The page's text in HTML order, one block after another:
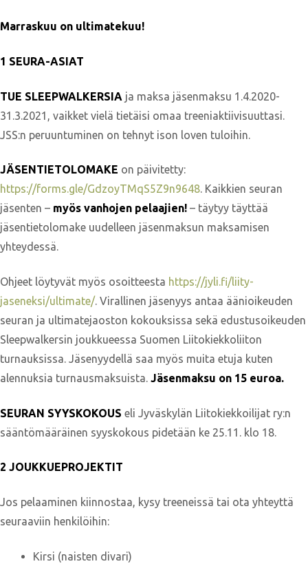
Marraskuu on ultimatekuu!
1 SEURA-ASIAT
TUE SLEEPWALKERSIA ja maksa jäsenmaksu 1.4.2020-
31.3.2021, vaikket vielä tietäisi omaa treeniaktiivisuuttasi.
JSS:n peruuntuminen on tehnyt ison loven tuloihin.
JÄSENTIETOLOMAKE on päivitetty:
https://forms.gle/GdzoyTMqS5Z9n9648. Kaikkien seuran
jäsenten – myös vanhojen pelaajien! – täytyy täyttää
jäsentietolomake uudelleen jäsenmaksun maksamisen
yhteydessä.
Ohjeet löytyvät myös osoitteesta https://jyli.fi/liity-
jaseneksi/ultimate/. Virallinen jäsenyys antaa äänioikeuden
seuran ja ultimatejaoston kokouksissa sekä edustusoikeuden
Sleepwalkersin joukkueessa Suomen Liitokiekkoliiton
turnauksissa. Jäsenyydellä saa myös muita etuja kuten
alennuksia turnausmaksuista. Jäsenmaksu on 15 euroa.
SEURAN SYYSKOKOUS eli Jyväskylän Liitokiekkoilijat ry:n
sääntömääräinen syyskokous pidetään ke 25.11. klo 18.
2 JOUKKUEPROJEKTIT
Jos pelaaminen kiinnostaa, kysy treeneissä tai ota yhteyttä
seuraaviin henkilöihin:
Kirsi (naisten divari)